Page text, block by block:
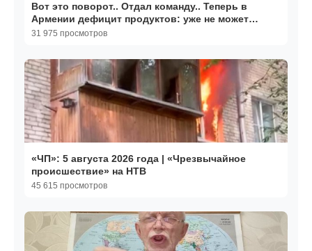
Вот это поворот.. Отдал команду.. Теперь в
Армении дефицит продуктов: уже не может
обеспечить себя.
31 975 просмотров
«ЧП»: 5 августа 2026 года | «Чрезвычайное
происшествие» на НТВ
45 615 просмотров